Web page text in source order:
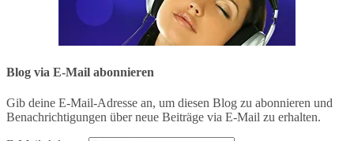
Blog via E-Mail abonnieren
Gib deine E-Mail-Adresse an, um diesen Blog zu abonnieren und
Benachrichtigungen über neue Beiträge via E-Mail zu erhalten.